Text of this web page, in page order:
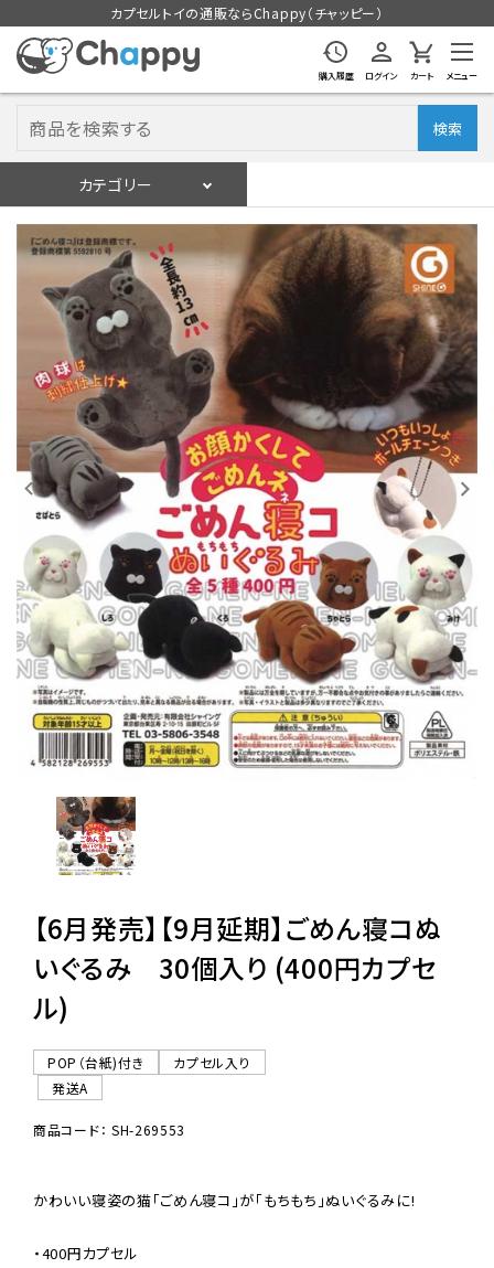
カプセルトイの通販ならChappy（チャッピー）
購入履歴 ログイン カート メニュー
検索
カテゴリー
ログイン 会員登録
入荷スケジュールをチェック
カプセルトイマシン本体
カプセルトイ
販促用空カプセル
レンタル
景品・玩具・文具
販促用カプセルトイ
よくあるご質問
06-6282-7659
【6月発売】【9月延期】ごめん寝コぬ
いぐるみ 30個入り (400円カプセ
ル)
POP（台紙)付き
カプセル入り
発送A
商品コード： SH-269553
かわいい寝姿の猫「ごめん寝コ」が「もちもち」ぬいぐるみに!
・400円カプセル